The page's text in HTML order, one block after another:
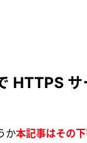
HTTPS
か本記事はその